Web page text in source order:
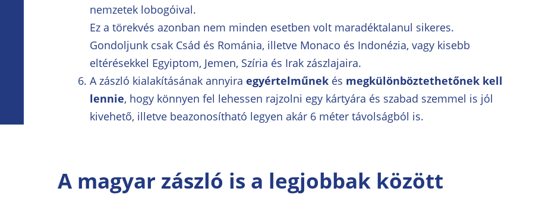
nemzetek lobogóival.
Ez a törekvés azonban nem minden esetben volt maradéktalanul sikeres.
Gondoljunk csak Csád és Románia, illetve Monaco és Indonézia, vagy kisebb
eltérésekkel Egyiptom, Jemen, Szíria és Irak zászlajaira.
A zászló kialakításának annyira egyértelműnekés megkülönböztethetőnek kell
lennie, hogy könnyen fel lehessen rajzolni egy kártyára és szabad szemmel is jól
kivehető, illetve beazonosítható legyen akár 6 méter távolságból is.
A magyar zászló is a legjobbak között